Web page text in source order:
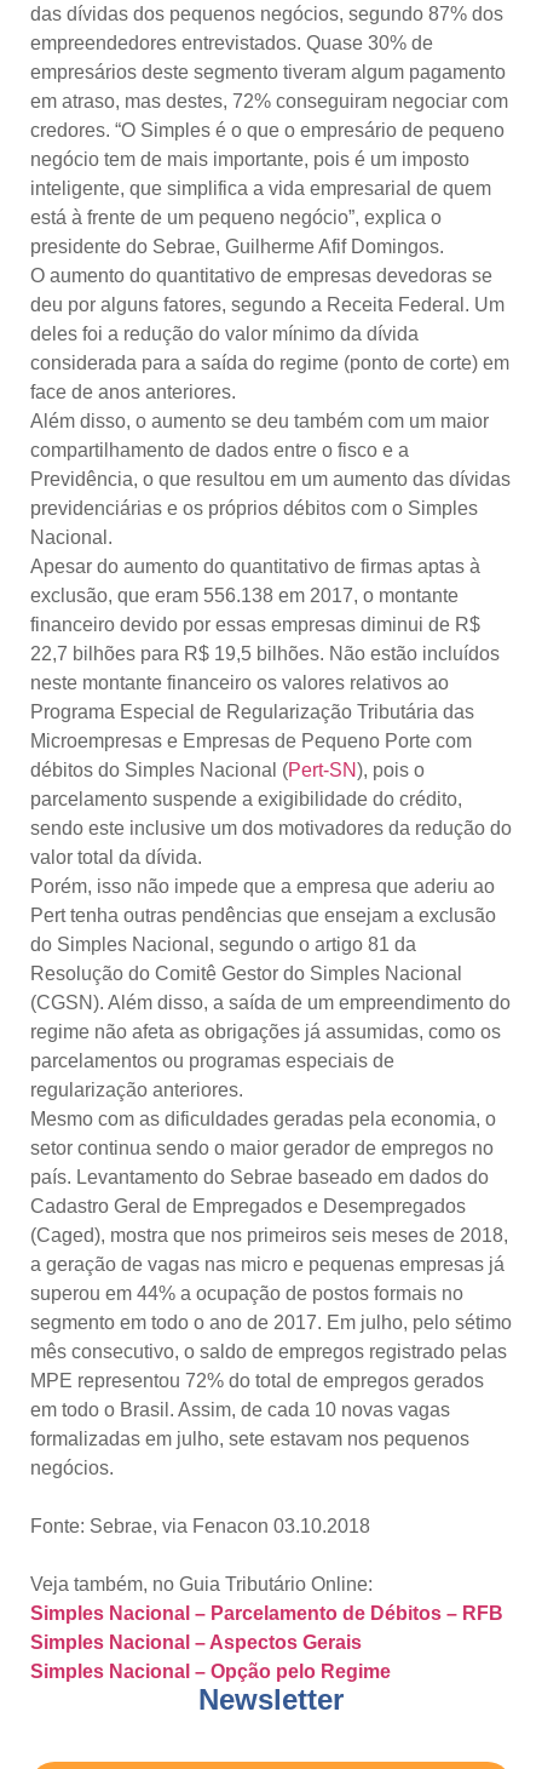
das dívidas dos pequenos negócios, segundo 87% dos
empreendedores entrevistados. Quase 30% de
empresários deste segmento tiveram algum pagamento
em atraso, mas destes, 72% conseguiram negociar com
credores. “O Simples é o que o empresário de pequeno
negócio tem de mais importante, pois é um imposto
inteligente, que simplifica a vida empresarial de quem
está à frente de um pequeno negócio”, explica o
presidente do Sebrae, Guilherme Afif Domingos.
O aumento do quantitativo de empresas devedoras se
deu por alguns fatores, segundo a Receita Federal. Um
deles foi a redução do valor mínimo da dívida
considerada para a saída do regime (ponto de corte) em
face de anos anteriores.
Além disso, o aumento se deu também com um maior
compartilhamento de dados entre o fisco e a
Previdência, o que resultou em um aumento das dívidas
previdenciárias e os próprios débitos com o Simples
Nacional.
Apesar do aumento do quantitativo de firmas aptas à
exclusão, que eram 556.138 em 2017, o montante
financeiro devido por essas empresas diminui de R$
22,7 bilhões para R$ 19,5 bilhões. Não estão incluídos
neste montante financeiro os valores relativos ao
Programa Especial de Regularização Tributária das
Microempresas e Empresas de Pequeno Porte com
débitos do Simples Nacional (Pert-SN), pois o
parcelamento suspende a exigibilidade do crédito,
sendo este inclusive um dos motivadores da redução do
valor total da dívida.
Porém, isso não impede que a empresa que aderiu ao
Pert tenha outras pendências que ensejam a exclusão
do Simples Nacional, segundo o artigo 81 da
Resolução do Comitê Gestor do Simples Nacional
(CGSN). Além disso, a saída de um empreendimento do
regime não afeta as obrigações já assumidas, como os
parcelamentos ou programas especiais de
regularização anteriores.
Mesmo com as dificuldades geradas pela economia, o
setor continua sendo o maior gerador de empregos no
país. Levantamento do Sebrae baseado em dados do
Cadastro Geral de Empregados e Desempregados
(Caged), mostra que nos primeiros seis meses de 2018,
a geração de vagas nas micro e pequenas empresas já
superou em 44% a ocupação de postos formais no
segmento em todo o ano de 2017. Em julho, pelo sétimo
mês consecutivo, o saldo de empregos registrado pelas
MPE representou 72% do total de empregos gerados
em todo o Brasil. Assim, de cada 10 novas vagas
formalizadas em julho, sete estavam nos pequenos
negócios.
Fonte: Sebrae, via Fenacon 03.10.2018
Veja também, no Guia Tributário Online:
Simples Nacional – Parcelamento de Débitos – RFB
Simples Nacional – Aspectos Gerais
Simples Nacional – Opção pelo Regime
Newsletter